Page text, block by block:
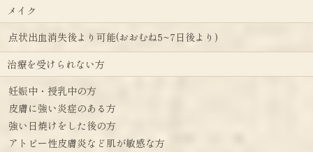
メイク
点状出血消失後より可能(おおむね5~7日後より)
治療を受けられない方
妊娠中・授乳中の方
皮膚に強い炎症のある方
強い日焼けをした後の方
アトピー性皮膚炎など肌が敏感な方